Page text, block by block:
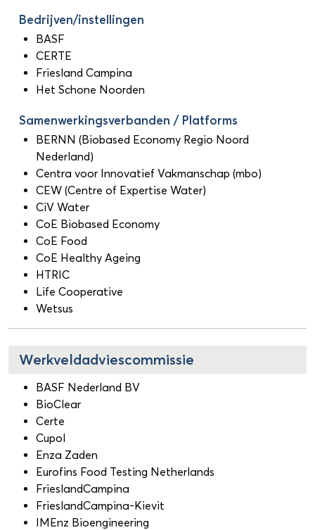
Bedrijven/instellingen
BASF
CERTE
Friesland Campina
Het Schone Noorden
Samenwerkingsverbanden / Platforms
BERNN (Biobased Economy Regio Noord
Nederland)
Centra voor Innovatief Vakmanschap (mbo)
CEW (Centre of Expertise Water)
CiV Water
CoE Biobased Economy
CoE Food
CoE Healthy Ageing
HTRIC
Life Cooperative
Wetsus
Werkveldadviescommissie
BASF Nederland BV
BioClear
Certe
Cupol
Enza Zaden
Eurofins Food Testing Netherlands
FrieslandCampina
FrieslandCampina-Kievit
IMEnz Bioengineering